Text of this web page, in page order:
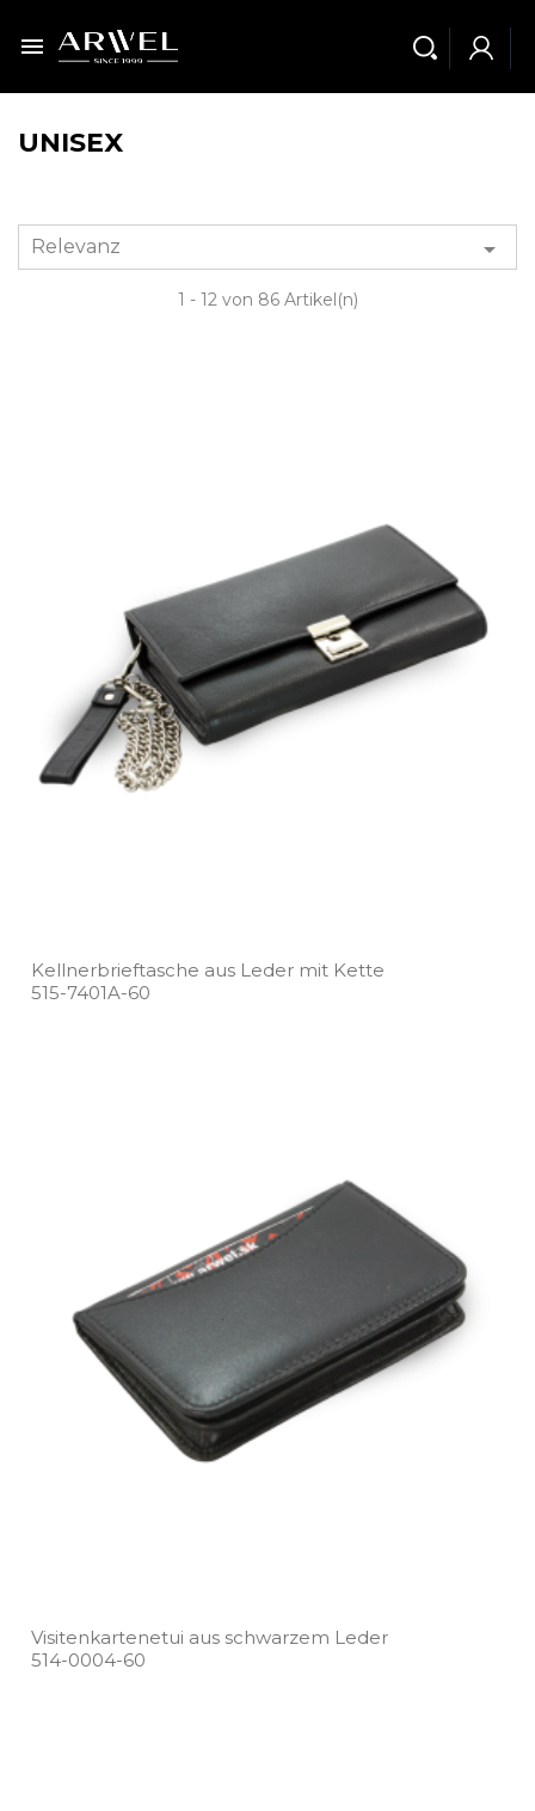

UNISEX
Relevanz 
1 - 12 von 86 Artikel(n)
Kellnerbrieftasche aus Leder mit Kette
515­-7401A­-60
Visitenkartenetui aus schwarzem Leder
514­-0004­-60